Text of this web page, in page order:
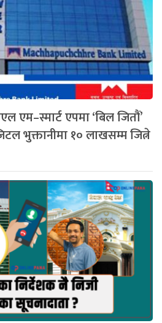
एम–स्मार्ट एपमा ‘बिल जितौं’
भुक्तानीमा १० लाखसम्म जित्ने